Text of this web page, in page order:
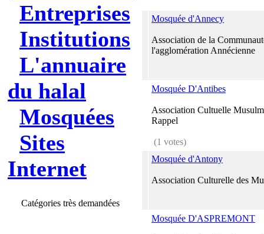
Entreprises
Institutions
L'annuaire
du halal
Mosquées
Sites
Internet
Catégories très demandées
Mosquée d'Annecy
Association de la
l'agglomération Annécienne
Mosquée D'Antibes
Association Cultuelle
Rappel
(1 votes)
Mosquée d'Antony
Association Culturelle des
Mosquée D'ASPREMONT